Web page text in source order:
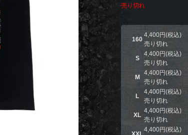
売り切れ
160
4,400円(税込)
売り切れ
S
4,400円(税込)
売り切れ
M
4,400円(税込)
売り切れ
L
4,400円(税込)
売り切れ
XL
4,400円(税込)
売り切れ
4,400円(税込)